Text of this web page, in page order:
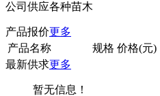
公司供应各种苗木
产品报价更多
产品名称
规格 价格(元)
最新供求更多
暂无信息！